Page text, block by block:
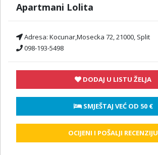
Apartmani Lolita
Adresa: Kocunar,Mosecka 72, 21000, Split
098-193-5498
DODAJ U LISTU ŽELJA
SMJEŠTAJ VEĆ OD 50 €
OCIJENI I POŠALJI RECENZIJU